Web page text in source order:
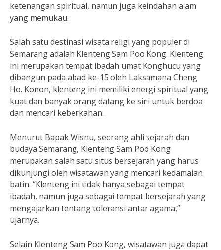
ketenangan spiritual, namun juga keindahan alam
yang memukau.
Salah satu destinasi wisata religi yang populer di
Semarang adalah Klenteng Sam Poo Kong. Klenteng
ini merupakan tempat ibadah umat Konghucu yang
dibangun pada abad ke-15 oleh Laksamana Cheng
Ho. Konon, klenteng ini memiliki energi spiritual yang
kuat dan banyak orang datang ke sini untuk berdoa
dan mencari keberkahan.
Menurut Bapak Wisnu, seorang ahli sejarah dan
budaya Semarang, Klenteng Sam Poo Kong
merupakan salah satu situs bersejarah yang harus
dikunjungi oleh wisatawan yang mencari kedamaian
batin. “Klenteng ini tidak hanya sebagai tempat
ibadah, namun juga sebagai tempat bersejarah yang
mengajarkan tentang toleransi antar agama,”
ujarnya.
Selain Klenteng Sam Poo Kong, wisatawan juga dapat